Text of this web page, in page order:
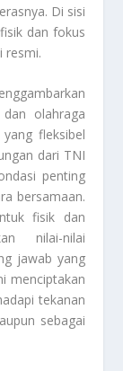
Di sisi
dan fokus
resmi.
olahraga
fleksibel
dari TNI
penting
bersamaan.
fisik dan
nilai-nilai
jawab yang
menciptakan
tekanan
sebagai